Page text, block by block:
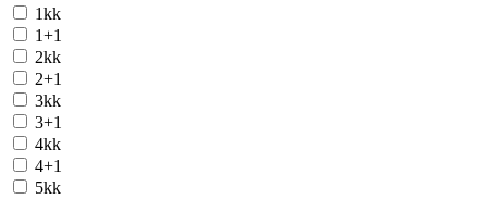
1kk
1+1
2kk
2+1
3kk
3+1
4kk
4+1
5kk